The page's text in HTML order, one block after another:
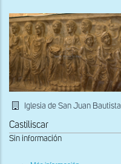
Iglesia de San Juan Bautista
Castiliscar
Sin información